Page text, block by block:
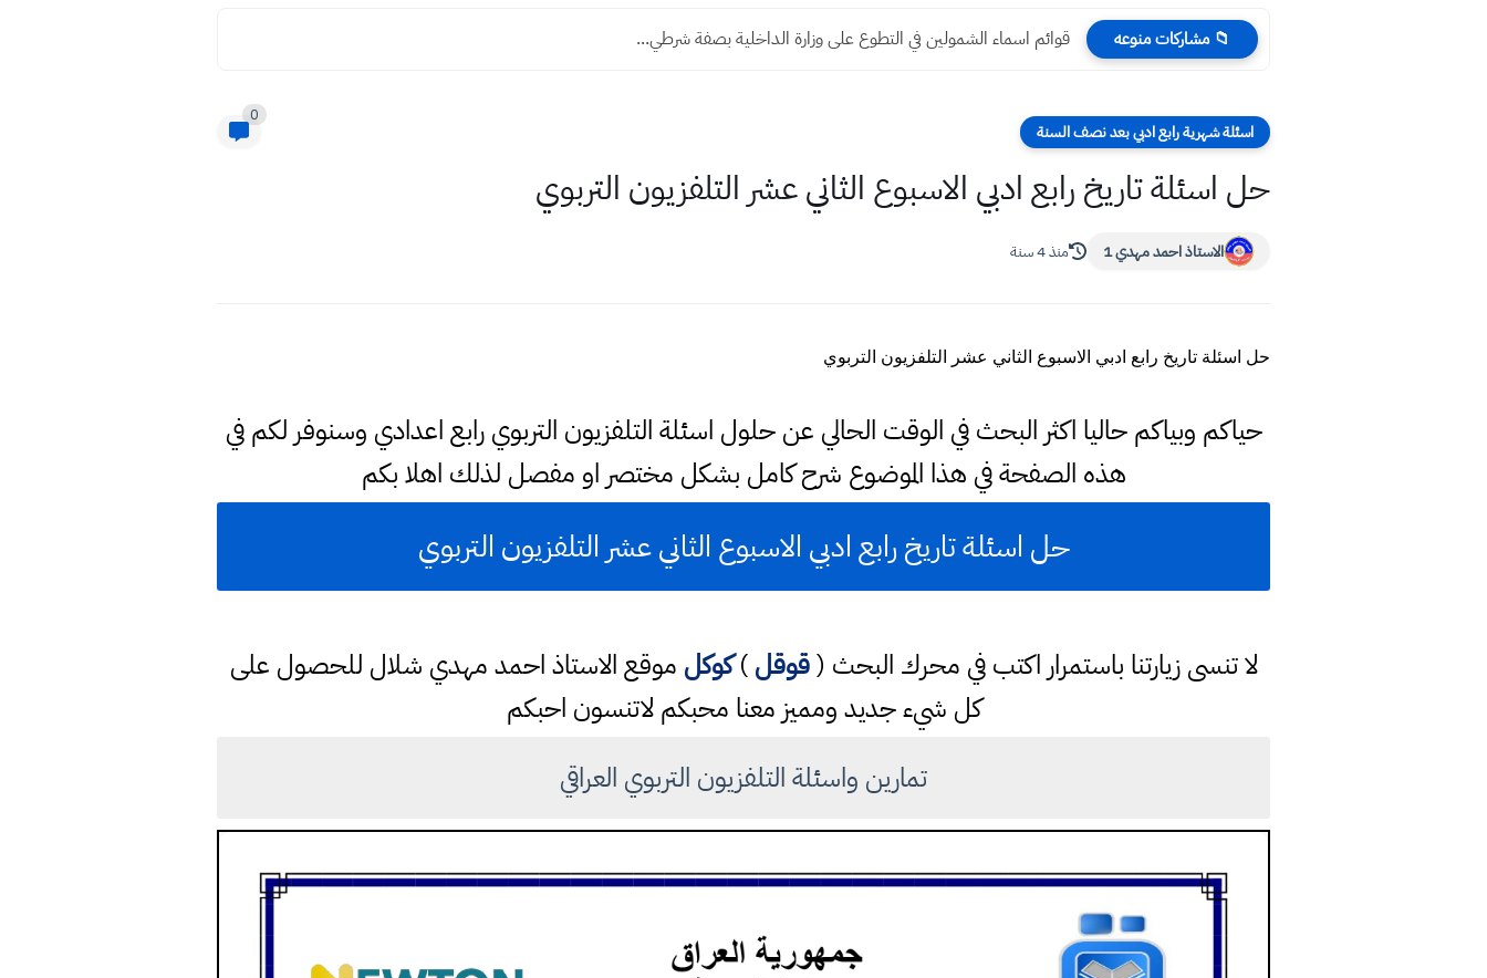
📁 مشاركات منوعه قوائم اسماء الشمولين في التطوع على وزارة الداخلية بصفة شرطي...
اسئلة شهرية رابع ادبي بعد نصف السنة
0
حل اسئلة تاريخ رابع ادبي الاسبوع الثاني عشر التلفزيون التربوي
الاستاذ احمد مهدي 1 منذ 4 سنة
حل اسئلة تاريخ رابع ادبي الاسبوع الثاني عشر التلفزيون التربوي
حياكم وبياكم حاليا اكثر البحث في الوقت الحالي عن حلول اسئلة التلفزيون التربوي رابع اعدادي وسنوفر لكم في
هذه الصفحة في هذا الموضوع شرح كامل بشكل مختصر او مفصل لذلك اهلا بكم
حل اسئلة تاريخ رابع ادبي الاسبوع الثاني عشر التلفزيون التربوي
لا تنسى زيارتنا باستمرار اكتب في محرك البحث (قوقل)كوكل موقع الاستاذ احمد مهدي شلال للحصول على
كل شيء جديد ومميز معنا محبكم لاتنسون احبكم
تمارين واسئلة التلفزيون التربوي العراقي